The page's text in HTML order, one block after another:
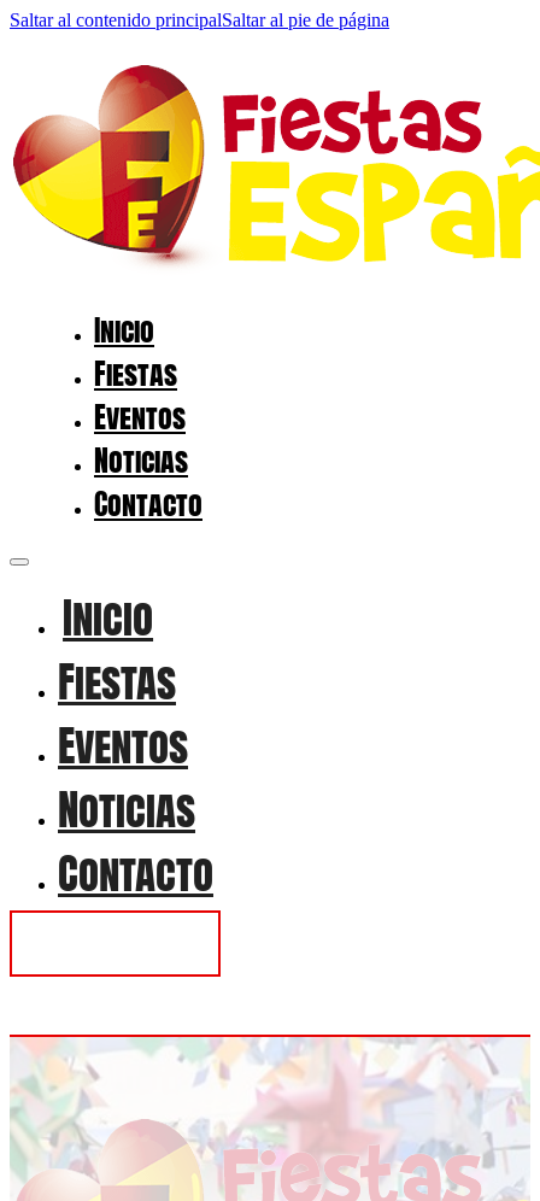
Saltar al contenido principalSaltar al pie de página
Inicio
Fiestas
Eventos
Noticias
Contacto
Inicio
Fiestas
Eventos
Noticias
Contacto